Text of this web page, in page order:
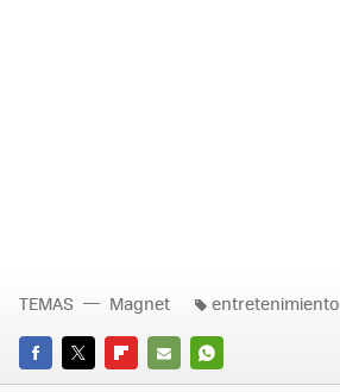
FACEBOOK
TWITTERFLIPBOARD
E-
WHATSAPP
TEMAS Magnet entretenimiento